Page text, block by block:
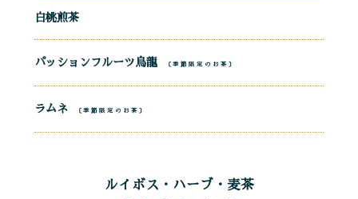
白桃煎茶
パッションフルーツ烏龍 〔季節限定のお茶〕
ラムネ 〔季節限定のお茶〕
ルイボス・ハーブ・麦茶